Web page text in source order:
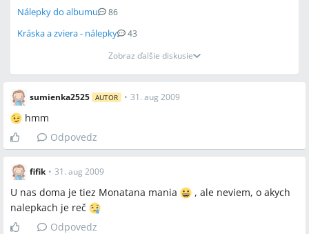
Nálepky do albumu 86
Kráska a zviera - nálepky
43
Zobraz ďalšie diskusie
sumienka2525 AUTOR • 31. aug 2009
hmm
Odpovedz
fifik • 31. aug 2009
U nas doma je tiez Monatana mania
, ale neviem, o akych
nalepkach je reč
Odpovedz